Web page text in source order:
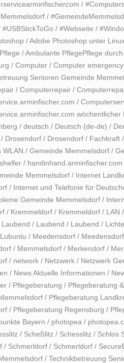
/
/
#USBStickToGo / #Webseite /
/Adobe Photoshop unter
/Ambulante PflegePflege
/ Computer / Computer
Senioren Gemeinde
/ Computerrepair /
/
wöchentlicher
/ deutsch / Deutsch (de-de) /
/ Drosendorf / Drosendorf / Fachkraft /
WLAN / Gemeinde Memmelsdorf /
/ handinhand.arminfischer.com
Memmelsdorf / Internet
/ Internet und Telefonie für
Gemeinde Memmelsdorf /
/ Kremmeldorf / Kremmeldorf / LAN /
Laubend / Laubend / Laubend /
Lubuntu / Meedensdorf / Meedensdorf
/ Memmelsdorf / Merkendorf /
/ network / Netzwerk / Netzwerk
/ News Aktuelle Informationen /
/ Pflegeberatung / Pflegeberatung
/ Pflegeberatung
/ Pflegeberatung Regensburg /
Bayern / photopea /
/ Scheßlitz / Schesslitz / Schlos
/ Schmerldorf / Schmerldorf /
/ Technikbetreuung